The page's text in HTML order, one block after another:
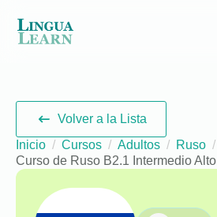
Volver a la Lista
Inicio
Cursos Adultos
Ruso
Curso de Ruso B2.1 Intermedio Alto